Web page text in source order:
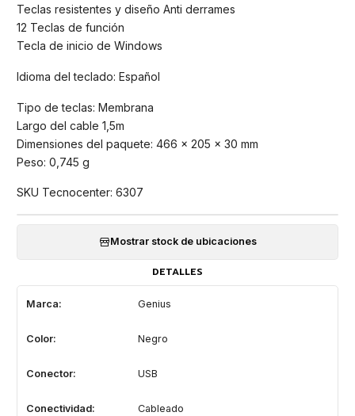
Teclas resistentes y diseño Anti derrames
12 Teclas de función
Tecla de inicio de Windows
Idioma del teclado: Español
Tipo de teclas: Membrana
Largo del cable 1,5m
Dimensiones del paquete: 466 x 205 x 30 mm
Peso: 0,745 g
SKU Tecnocenter: 6307
Mostrar stock de ubicaciones
DETALLES
Marca: Genius
Color: Negro
Conector: USB
Conectividad: Cableado